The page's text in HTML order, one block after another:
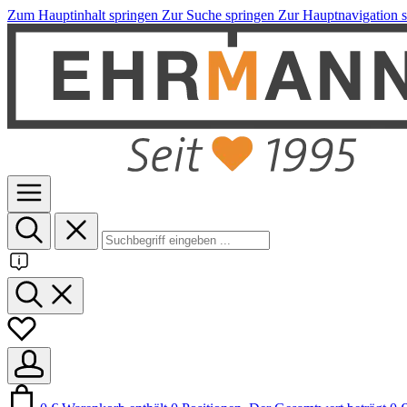
Zum Hauptinhalt springen Zur Suche springen Zur Hauptnavigation